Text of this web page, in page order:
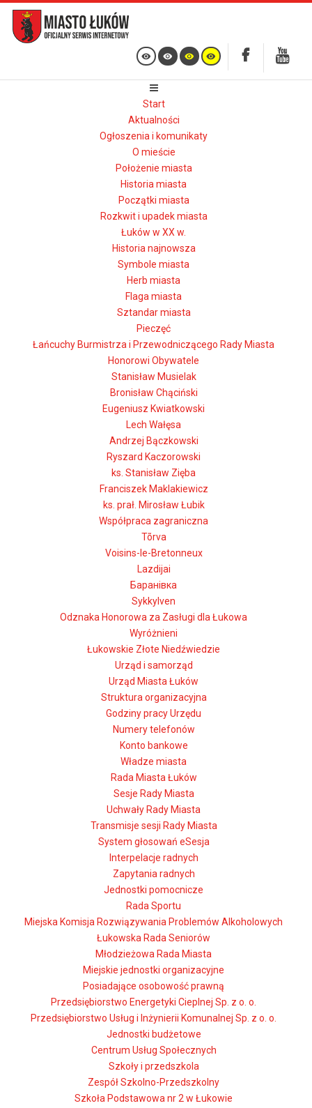
Start
Aktualności
Ogłoszenia i komunikaty
O mieście
Położenie miasta
Historia miasta
Początki miasta
Rozkwit i upadek miasta
Łuków w XX w.
Historia najnowsza
Symbole miasta
Herb miasta
Flaga miasta
Sztandar miasta
Pieczęć
Łańcuchy Burmistrza i Przewodniczącego Rady Miasta
Honorowi Obywatele
Stanisław Musielak
Bronisław Chąciński
Eugeniusz Kwiatkowski
Lech Wałęsa
Andrzej Bączkowski
Ryszard Kaczorowski
ks. Stanisław Zięba
Franciszek Maklakiewicz
ks. prał. Mirosław Łubik
Współpraca zagraniczna
Tõrva
Voisins-le-Bretonneux
Lazdijai
Баранівка
Sykkylven
Odznaka Honorowa za Zasługi dla Łukowa
Wyróżnieni
Łukowskie Złote Niedźwiedzie
Urząd i samorząd
Urząd Miasta Łuków
Struktura organizacyjna
Godziny pracy Urzędu
Numery telefonów
Konto bankowe
Władze miasta
Rada Miasta Łuków
Sesje Rady Miasta
Uchwały Rady Miasta
Transmisje sesji Rady Miasta
System głosowań eSesja
Interpelacje radnych
Zapytania radnych
Jednostki pomocnicze
Rada Sportu
Miejska Komisja Rozwiązywania Problemów Alkoholowych
Łukowska Rada Seniorów
Młodzieżowa Rada Miasta
Miejskie jednostki organizacyjne
Posiadające osobowość prawną
Przedsiębiorstwo Energetyki Cieplnej Sp. z o. o.
Przedsiębiorstwo Usług i Inżynierii Komunalnej Sp. z o. o.
Jednostki budżetowe
Centrum Usług Społecznych
Szkoły i przedszkola
Zespół Szkolno-Przedszkolny
Szkoła Podstawowa nr 2 w Łukowie